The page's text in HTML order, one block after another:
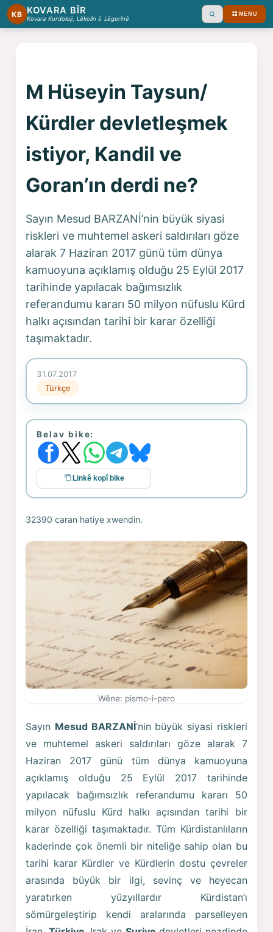
KB KOVARA BÎR
Kovara Kurdoloji, Lêkolîn û Lêgerînê Ara MENU
M Hüseyin Taysun/
Kürdler devletleşmek
istiyor, Kandil ve
Goran’ın derdi ne?
Sayın Mesud BARZANİ’nin büyük siyasi
riskleri ve muhtemel askeri saldırıları göze
alarak 7 Haziran 2017 günü tüm dünya
kamuoyuna açıklamış olduğu 25 Eylül 2017
tarihinde yapılacak bağımsızlık
referandumu kararı 50 milyon nüfuslu Kürd
halkı açısından tarihi bir karar özelliği
taşımaktadır.
31.07.2017
Türkçe
Belav bike:
Linkê kopî bike
32390 caran hatiye xwendin.
Wêne: pismo-i-pero
Sayın Mesud BARZANİ’nin büyük siyasi riskleri
ve muhtemel askeri saldırıları göze alarak 7
Haziran 2017 günü tüm dünya kamuoyuna
açıklamış olduğu 25 Eylül 2017 tarihinde
yapılacak bağımsızlık referandumu kararı 50
milyon nüfuslu Kürd halkı açısından tarihi bir
karar özelliği taşımaktadır. Tüm Kürdistanlıların
kaderinde çok önemli bir niteliğe sahip olan bu
tarihi karar Kürdler ve Kürdlerin dostu çevreler
arasında büyük bir ilgi, sevinç ve heyecan
yaratırken yüzyıllardır Kürdistan’ı
sömürgeleştirip kendi aralarında parselleyen